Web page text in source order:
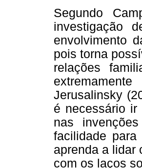
Segundo
investigação
envolvimento
pois torna
relações
Jerusalinsky
é necessário ir
nas
facilidade
aprenda a lidar
com os laços